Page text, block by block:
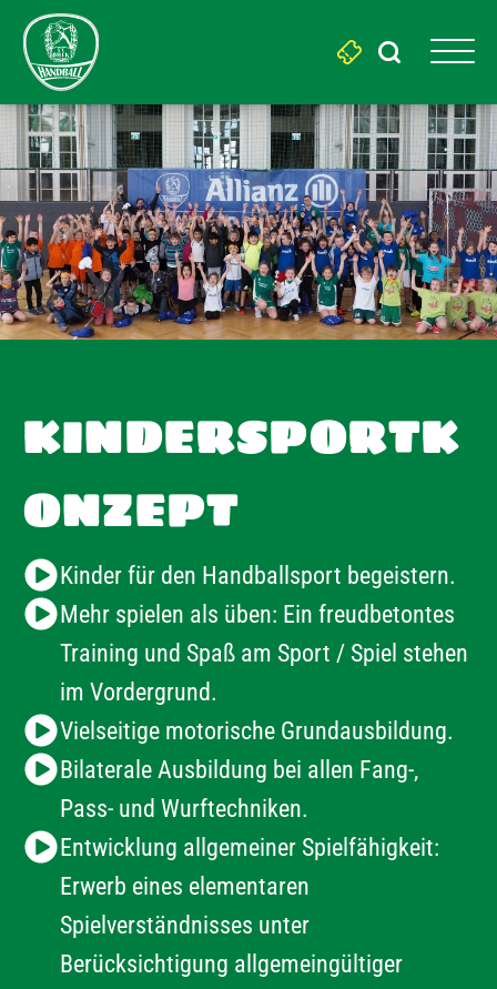
Search
for:
KINDERSPORTK
ONZEPT
Kinder für den Handballsport begeistern.
Mehr spielen als üben: Ein freudbetontes
Training und Spaß am Sport / Spiel stehen
im Vordergrund.
Vielseitige motorische Grundausbildung.
Bilaterale Ausbildung bei allen Fang-,
Pass- und Wurftechniken.
Entwicklung allgemeiner Spielfähigkeit:
Erwerb eines elementaren
Spielverständnisses unter
Berücksichtigung allgemeingültiger